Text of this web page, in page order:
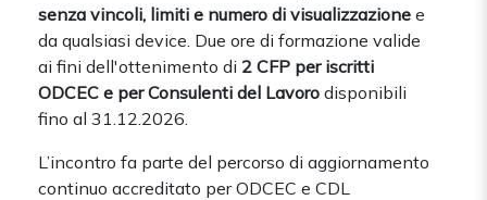
senza vincoli, limiti e numero di visualizzazione e
da qualsiasi device. Due ore di formazione valide
ai fini dell'ottenimento di 2 CFP per iscritti
ODCEC e per Consulenti del Lavoro disponibili
fino al 31.12.2026.
L’incontro fa parte del percorso di aggiornamento
continuo accreditato per ODCEC e CDL